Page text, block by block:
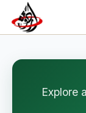
Explore